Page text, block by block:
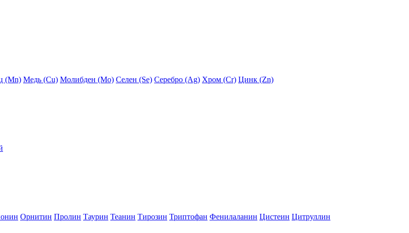
(Mn) Медь (Сu) Молибден (Мо) Селен (Se) Серебро (Ag) Хром (Cr) Цинк (Zn)
Орнитин Пролин Таурин Теанин Тирозин Триптофан Фенилаланин Цистеин Цитруллин